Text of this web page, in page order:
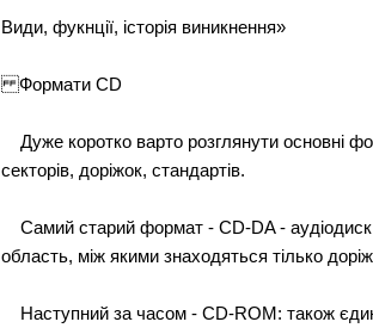
Види, фукнції, історія виникнення»
Формати CD
Дуже коротко варто розглянути основні
секторів, доріжок, стандартів.
Самий старий формат - CD-DA -
область, між якими знаходяться тілько
Наступний за часом - CD-ROM: також